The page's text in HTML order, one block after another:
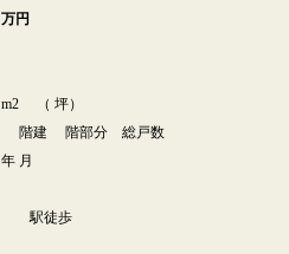
万円
m2 （ 坪）
階建 階部分 総戸数
年 月
駅徒歩